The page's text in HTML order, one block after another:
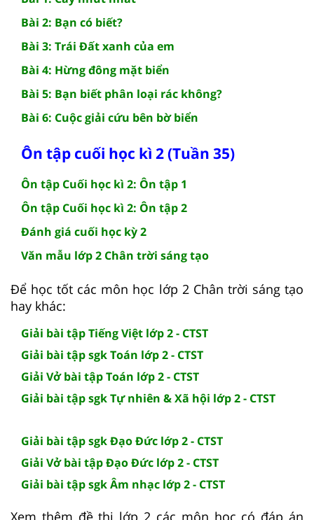
Bài 2: Bạn có biết?
Bài 3: Trái Đất xanh của em
Bài 4: Hừng đông mặt biển
Bài 5: Bạn biết phân loại rác không?
Bài 6: Cuộc giải cứu bên bờ biển
Ôn tập cuối học kì 2 (Tuần 35)
Ôn tập Cuối học kì 2: Ôn tập 1
Ôn tập Cuối học kì 2: Ôn tập 2
Đánh giá cuối học kỳ 2
Văn mẫu lớp 2 Chân trời sáng tạo
Để học tốt các môn học lớp 2 Chân trời sáng tạo
hay khác:
Giải bài tập Tiếng Việt lớp 2 - CTST
Giải bài tập sgk Toán lớp 2 - CTST
Giải Vở bài tập Toán lớp 2 - CTST
Giải bài tập sgk Tự nhiên & Xã hội lớp 2 - CTST
Giải bài tập sgk Đạo Đức lớp 2 - CTST
Giải Vở bài tập Đạo Đức lớp 2 - CTST
Giải bài tập sgk Âm nhạc lớp 2 - CTST
Xem thêm đề thi lớp 2 các môn học có đáp án